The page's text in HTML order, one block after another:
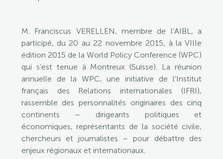
M. Franciscus VERELLEN, membre de l’AIBL, a
participé, du 20 au 22 novembre 2015, à la VIIIe
édition 2015 de la World Policy Conference (WPC)
qui s’est tenue à Montreux (Suisse). La réunion
annuelle de la WPC, une initiative de l’Institut
français des Relations internationales (IFRI),
rassemble des personnalités originaires des cinq
continents – dirigeants politiques et
économiques, représentants de la société civile,
chercheurs et journalistes – pour débattre des
enjeux régionaux et internationaux.